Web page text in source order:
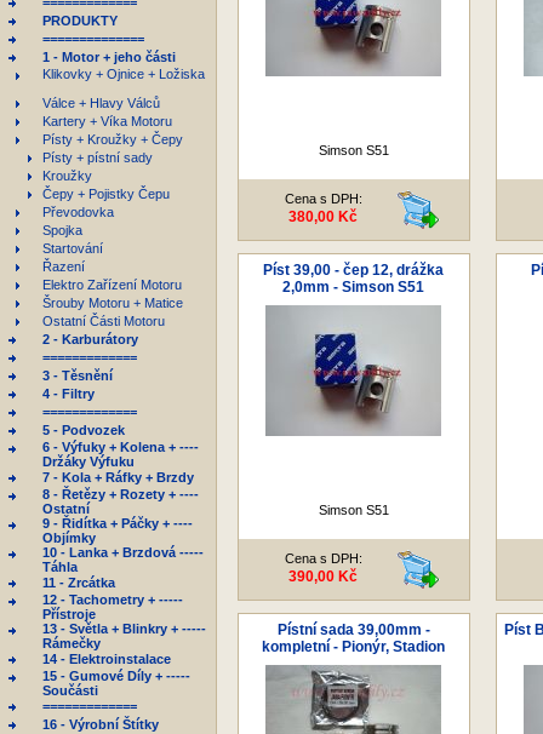
PRODUKTY
==============
1 - Motor + jeho části
Klikovky + Ojnice + Ložiska
Válce + Hlavy Válců
Kartery + Víka Motoru
Písty + Kroužky + Čepy
Písty + pístní sady
Kroužky
Čepy + Pojistky Čepu
Převodovka
Spojka
Startování
Řazení
Elektro Zařízení Motoru
Šrouby Motoru + Matice
Ostatní Části Motoru
2 - Karburátory
=============
3 - Těsnění
4 - Filtry
=============
5 - Podvozek
6 - Výfuky + Kolena + ----
Držáky Výfuku
7 - Kola + Ráfky + Brzdy
8 - Řetězy + Rozety + ----
Ostatní
9 - Řidítka + Páčky + ----
Objímky
10 - Lanka + Brzdová -----
Táhla
11 - Zrcátka
12 - Tachometry + -----
Přístroje
13 - Světla + Blinkry + -----
Rámečky
14 - Elektroinstalace
15 - Gumové Díly + -----
Součásti
=============
16 - Výrobní Štítky
Simson S51
Cena s DPH:
380,00 Kč
Píst 39,00 - čep 12, drážka
2,0mm - Simson S51
Simson S51
Cena s DPH:
390,00 Kč
Pístní sada 39,00mm -
kompletní - Pionýr, Stadion
Píst